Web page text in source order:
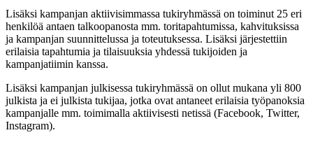
Lisäksi kampanjan aktiivisimmassa tukiryhmässä on toiminut 25 eri
henkilöä antaen talkoopanosta mm. toritapahtumissa, kahvituksissa
ja kampanjan suunnittelussa ja toteutuksessa. Lisäksi järjestettiin
erilaisia tapahtumia ja tilaisuuksia yhdessä tukijoiden ja
kampanjatiimin kanssa.
Lisäksi kampanjan julkisessa tukiryhmässä on ollut mukana yli 800
julkista ja ei julkista tukijaa, jotka ovat antaneet erilaisia työpanoksia
kampanjalle mm. toimimalla aktiivisesti netissä (Facebook, Twitter,
Instagram).